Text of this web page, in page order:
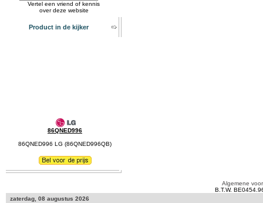
Vertel een vriend of kennis
over deze website
Product in de kijker
86QNED996
86QNED996 LG (86QNED996QB)
Algemene
B.T.W.
zaterdag, 08 augustus 2026